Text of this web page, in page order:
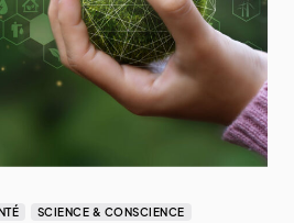
SCIENCE & CONSCIENCE